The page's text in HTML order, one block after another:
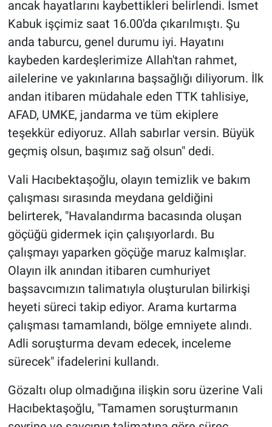
ancak hayatlarını kaybettikleri belirlendi. İsmet
Kabuk işçimiz saat 16.00'da çıkarılmıştı. Şu
anda taburcu, genel durumu iyi. Hayatını
kaybeden kardeşlerimize Allah'tan rahmet,
ailelerine ve yakınlarına başsağlığı diliyorum. İlk
andan itibaren müdahale eden TTK tahlisiye,
AFAD, UMKE, jandarma ve tüm ekiplere
teşekkür ediyoruz. Allah sabırlar versin. Büyük
geçmiş olsun, başımız sağ olsun" dedi.
Vali Hacıbektaşoğlu, olayın temizlik ve bakım
çalışması sırasında meydana geldiğini
belirterek, "Havalandırma bacasında oluşan
göçüğü gidermek için çalışıyorlardı. Bu
çalışmayı yaparken göçüğe maruz kalmışlar.
Olayın ilk anından itibaren cumhuriyet
başsavcımızın talimatıyla oluşturulan bilirkişi
heyeti süreci takip ediyor. Arama kurtarma
çalışması tamamlandı, bölge emniyete alındı.
Adli soruşturma devam edecek, inceleme
sürecek" ifadelerini kullandı.
Gözaltı olup olmadığına ilişkin soru üzerine Vali
Hacıbektaşoğlu, "Tamamen soruşturmanın